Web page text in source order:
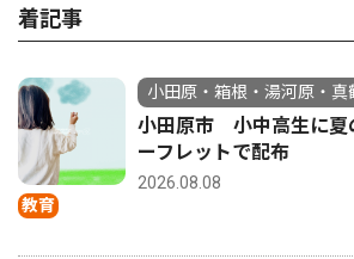
着記事
教育
小田原・箱根・湯河原・真
小田原市 小中高生に
ーフレットで配布
2026.08.08